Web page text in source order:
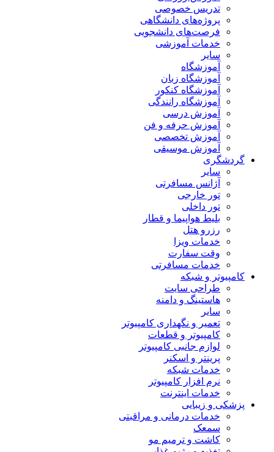
تدریس خصوصی
پروژه‌های دانشگاهی
فرصت‌های دانشجویی
خدمات آموزشی
سایر
آموزشگاه
آموزشگاه زبان
آموزشگاه کنکور
آموزشگاه رانندگی
آموزش درسی
آموزش حرفه و فن
آموزش تخصصی
آموزش موسیقی
گردشگری
سایر
آژانس مسافرتی
تور خارجی
تور داخلی
بلیط هواپیما و قطار
رزرو هتل
خدمات ویزا
وقت سفارت
خدمات مسافرتی
کامپیوتر و شبکه
طراحی سایت
هاستینگ و دامنه
سایر
تعمیر و نگهداری کامپیوتر
کامپیوتر و قطعات
لوازم جانبی کامپیوتر
پرینتر و اسکنر
خدمات شبکه
نرم افزار کامپیوتر
خدمات اینترنت
پزشکی و زیبایی
خدمات درمانی و مراقبتی
سمعک
کاشت و ترمیم مو